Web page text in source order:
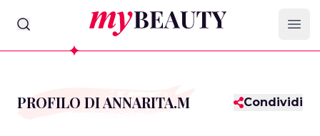
myBeauty
PROFILO DI ANNARITA.M Condividi